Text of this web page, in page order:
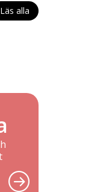
Läs alla